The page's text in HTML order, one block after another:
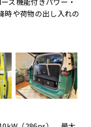
時や荷物の出し入れの